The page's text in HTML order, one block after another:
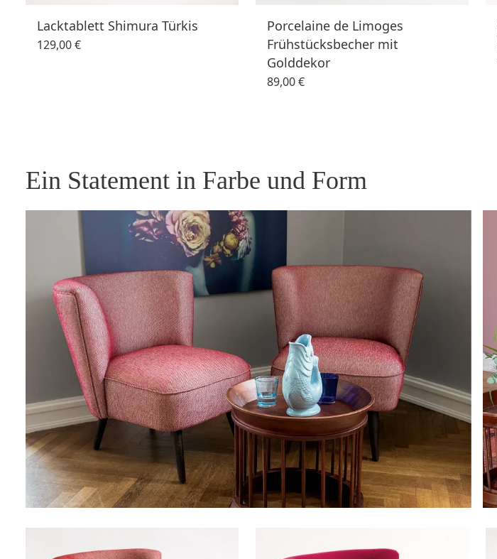
Lacktablett Shimura Türkis
129,00 €
Porcelaine de Limoges
Frühstücksbecher mit
Golddekor
89,00 €
Ein Statement in Farbe und Form​